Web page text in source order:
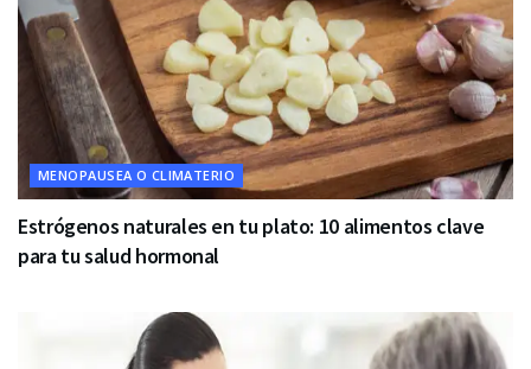
MENOPAUSEA O CLIMATERIO
Estrógenos naturales en tu plato: 10 alimentos clave
para tu salud hormonal